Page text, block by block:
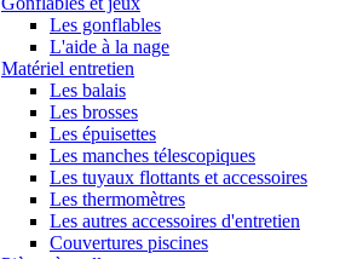
Les gonflables
L'aide à la nage
Matériel entretien
Les balais
Les brosses
Les épuisettes
Les manches télescopiques
Les tuyaux flottants et accessoires
Les thermomètres
Les autres accessoires d'entretien
Couvertures piscines